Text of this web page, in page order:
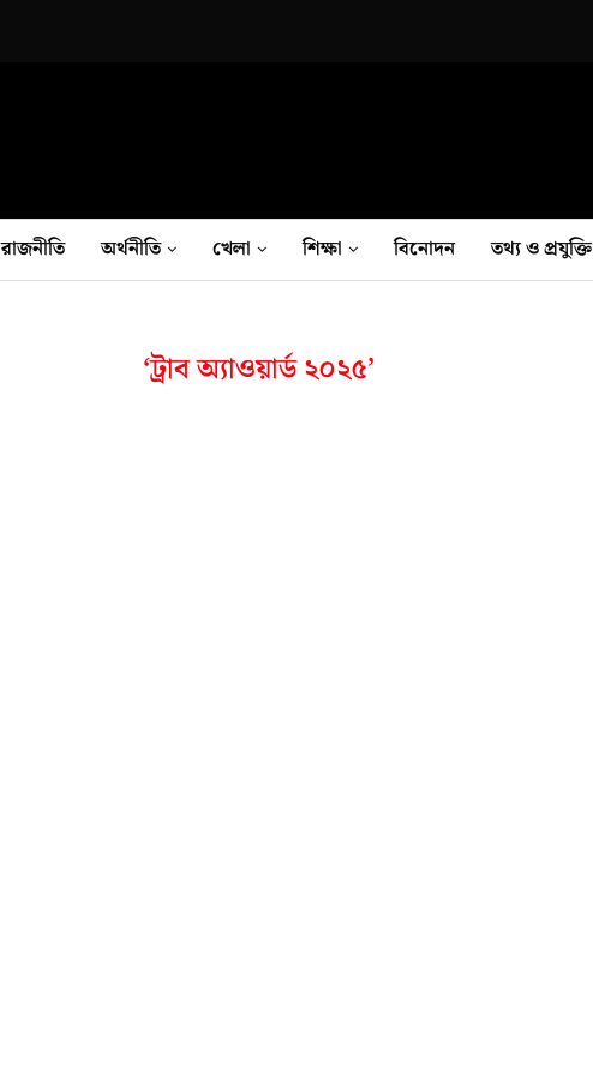
রাজনীতি অর্থনীতি খেলা শিক্ষা বিনোদন তথ‍্য ও প্রযুক্তি
‘ট্রাব অ্যাওয়ার্ড ২০২৫’